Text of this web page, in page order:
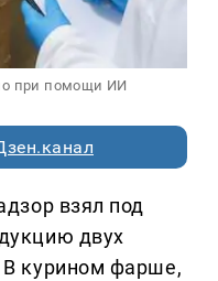
при помощи ИИ
взял под
двух
В курином фарше,